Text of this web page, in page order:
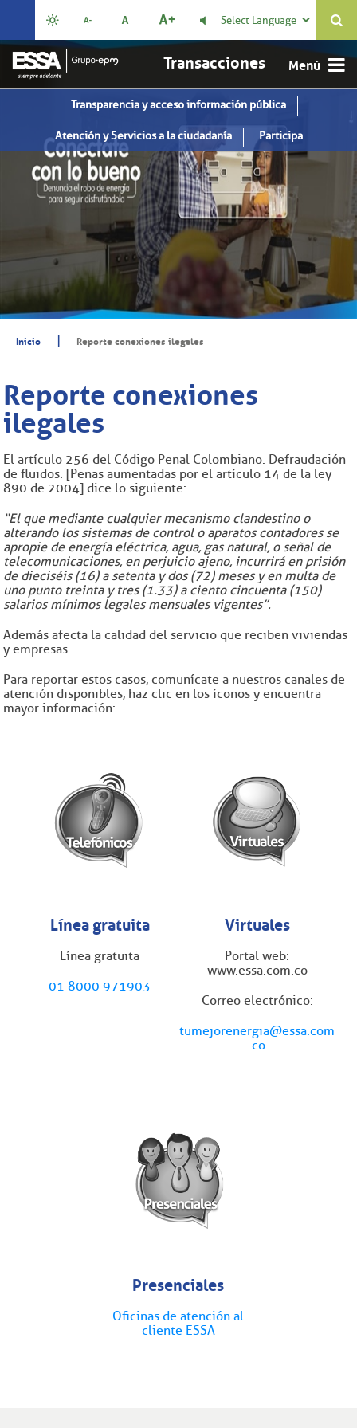
Select Language 
Transacciones
Transparencia y acceso información pública
Atención y Servicios a la ciudadanía Participa
Inicio | Reporte conexiones ilegales
Reporte conexiones
ilegales
El artículo 256 del Código Penal Colombiano. Defraudación
de fluidos. [Penas aumentadas por el artículo 14 de la ley
890 de 2004] dice lo siguiente:
“El que mediante cualquier mecanismo clandestino o
alterando los sistemas de control o aparatos contadores se
apropie de energía eléctrica, agua, gas natural, o señal de
telecomunicaciones, en perjuicio ajeno, incurrirá en prisión
de dieciséis (16) a setenta y dos (72) meses y en multa de
uno punto treinta y tres (1.33) a ciento cincuenta (150)
salarios mínimos legales mensuales vigentes”.
Además afecta la calidad del servicio que reciben viviendas
y empresas.
Para reportar estos casos, comunícate a nuestros canales de
atención disponibles, haz clic en los íconos y encuentra
mayor información:
Línea gratuita
Línea gratuita
01 8000 971903
Virtuales
Portal web:
www.essa.com.co
Correo electrónico:
tumejorenergia@essa.com
.co
Presenciales
Oficinas de atención al
cliente ESSA